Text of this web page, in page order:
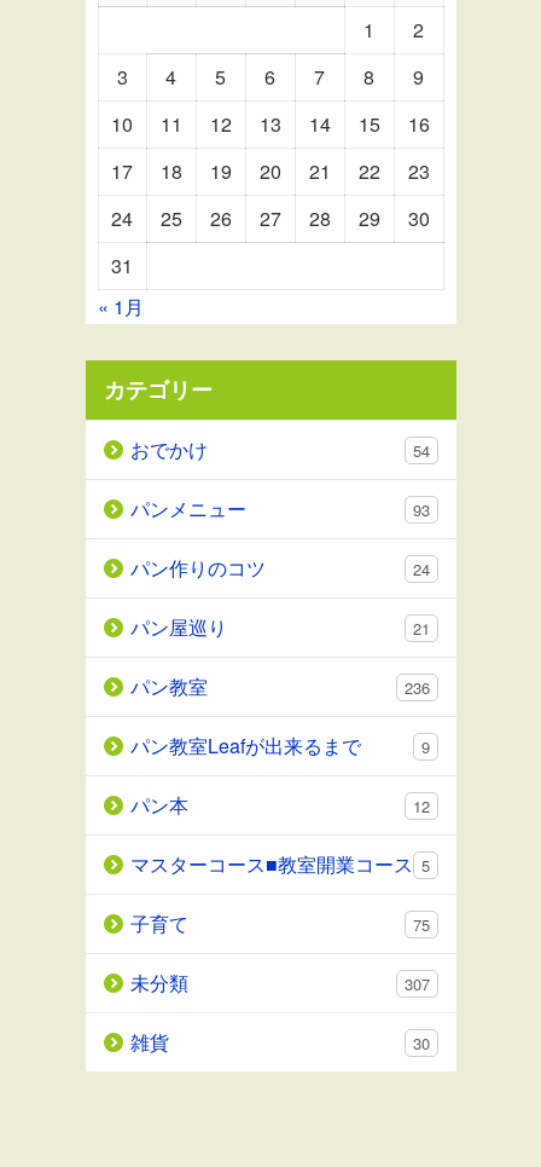
1
2
3
4 5 6 7 8
9
10
11 12 13 14 15
16
17
18 19 20 21 22
23
24
25 26 27 28 29
30
31
« 1月
カテゴリー
おでかけ 54
パンメニュー 93
パン作りのコツ 24
パン屋巡り 21
パン教室 236
パン教室Leafが出来るまで 9
パン本 12
マスターコース■教室開業コース 5
子育て 75
未分類 307
雑貨 30